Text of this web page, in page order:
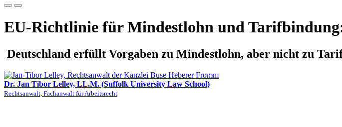
EU-Richtlinie für Mindestlohn und
Deutschland erfüllt Vorgaben zu Mindestlohn, aber nicht zu
Dr. Jan Tibor Lelley, LL.M. (Suffolk University Law School)
Rechtsanwalt, Fachanwalt für Arbeitsrecht